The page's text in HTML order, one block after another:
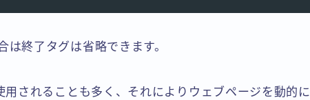
終了タグは省略できます。
されることも多く、それによりウェブページを動的に